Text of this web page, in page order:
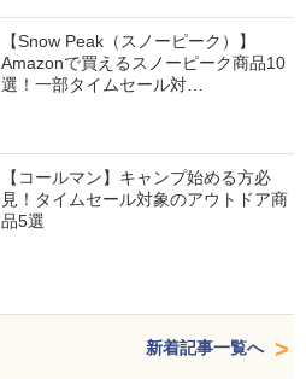
【Snow Peak（スノーピーク）】
Amazonで買えるスノーピーク商品10
選！一部タイムセール対…
【コールマン】キャンプ始める方必
見！タイムセール対象のアウトドア商
品5選
新着記事一覧へ